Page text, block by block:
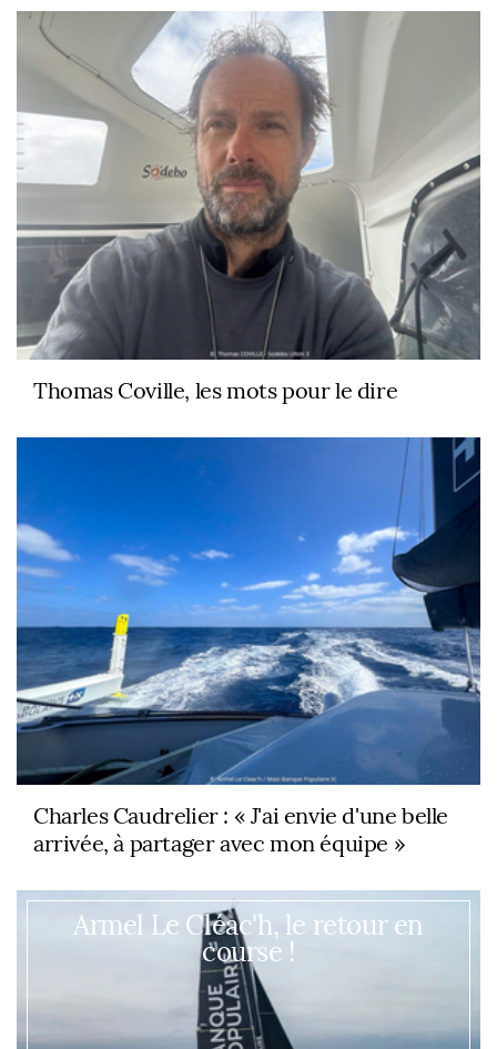
Thomas Coville, les mots pour le dire
Charles Caudrelier : « J'ai envie d'une belle
arrivée, à partager avec mon équipe »
Armel Le Cléac'h, le retour en
course !